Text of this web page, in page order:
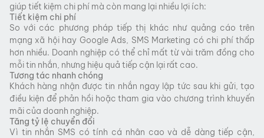
giúp tiết kiệm chi phí mà còn mang lại nhiều lợi ích:
Tiết kiệm chi phí
So với các phương pháp tiếp thị khác như quảng cáo trên
mạng xã hội hay Google Ads, SMS Marketing có chi phí thấp
hơn nhiều. Doanh nghiệp có thể chỉ mất từ vài trăm đồng cho
mỗi tin nhắn, nhưng hiệu quả tiếp cận lại rất cao.
Tương tác nhanh chóng
Khách hàng nhận được tin nhắn ngay lập tức sau khi gửi, tạo
điều kiện để phản hồi hoặc tham gia vào chương trình khuyến
mãi của doanh nghiệp.
Tăng tỷ lệ chuyển đổi
Vì tin nhắn SMS có tính cá nhân cao và dễ dàng tiếp cận,